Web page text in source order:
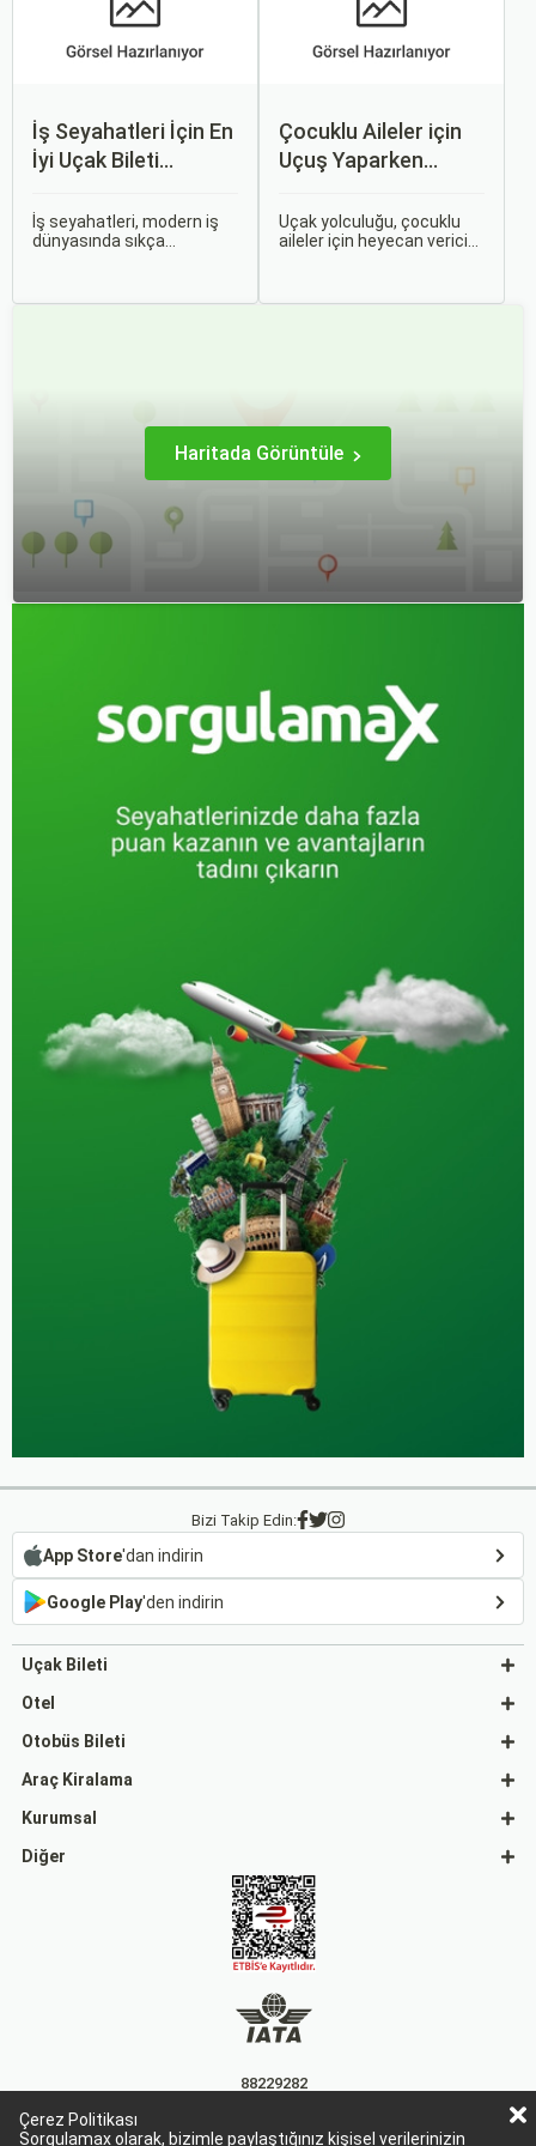
Çerez Politikası
Sorgulamax olarak, bizimle paylaştığınız kişisel verilerinizin
alabileceğiniz konularına
değineceğiz.
seyahat deneyimi
yaşamanızı sağlar.
İş Seyahatleri İçin En
İyi Uçak Bileti
İş seyahatleri, modern iş
dünyasında sıkça
Çocuklu Aileler için
Uçuş Yaparken
Gerekenler
Uçak yolculuğu, çocuklu
aileler için heyecan verici
Haritada Görüntüle
Bizi Takip Edin:
App Store'dan indirin
Google Play'den indirin
Uçak Bileti
Otel
Otobüs Bileti
Araç Kiralama
Kurumsal
Diğer
88229282
15863